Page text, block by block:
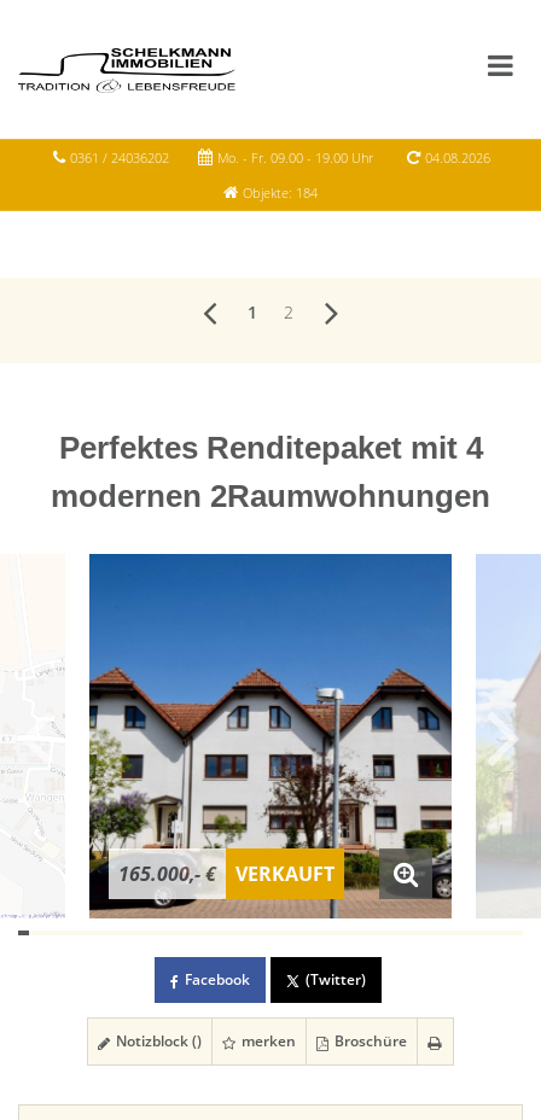
0361 / 24036202 Mo. - Fr. 09.00 - 19.00 Uhr
04.08.2026
Objekte: 184
1 2
Perfektes Renditepaket mit 4
modernen 2Raumwohnungen
165.000,- € VERKAUFT
Facebook (Twitter)
Notizblock () merken Broschüre